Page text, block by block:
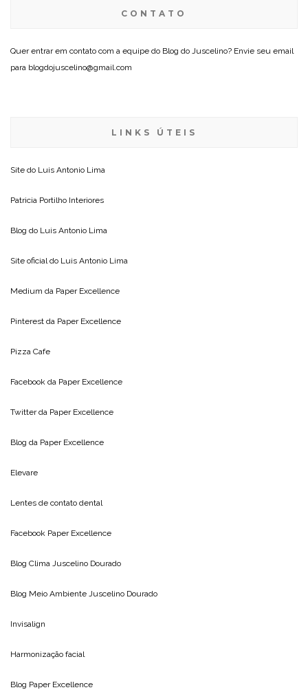
CONTATO
Quer entrar em contato com a equipe do Blog do Juscelino? Envie seu email
para blogdojuscelino@gmail.com
LINKS ÚTEIS
Site do Luis Antonio Lima
Patricia Portilho Interiores
Blog do Luis Antonio Lima
Site oficial do Luis Antonio Lima
Medium da Paper Excellence
Pinterest da Paper Excellence
Pizza Cafe
Facebook da Paper Excellence
Twitter da Paper Excellence
Blog da Paper Excellence
Elevare
Lentes de contato dental
Facebook Paper Excellence
Blog Clima Juscelino Dourado
Blog Meio Ambiente Juscelino Dourado
Invisalign
Harmonização facial
Blog Paper Excellence